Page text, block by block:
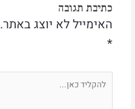
כתיבת תגובה
האימייל לא יוצג באתר.
*
כאן...